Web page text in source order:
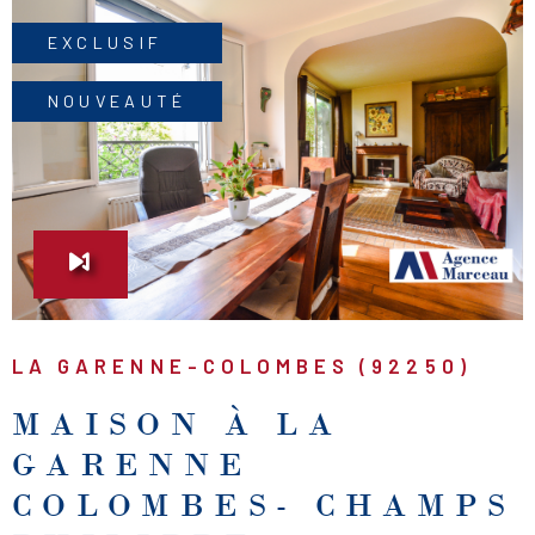
LA GARENNE-COLOMBES (92250)
MAISON À LA
GARENNE
COLOMBES- CHAMPS
EXCLUSIF
NOUVEAUTÉ
VOIR LE BIEN